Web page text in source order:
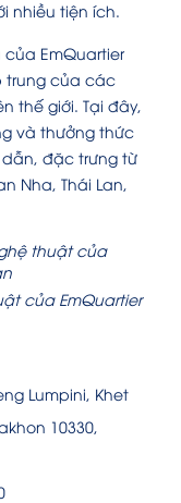
nhiều tiện ích.
EmQuartier
trung của các
thế giới. Tại đây,
và thưởng thức
đặc trưng từ
Nha, Thái Lan,
của EmQuartier
Lumpini, Khet
10330,